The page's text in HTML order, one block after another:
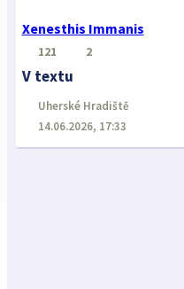
Xenesthis Immanis
121 2
V textu
Uherské Hradiště
14.06.2026, 17:33